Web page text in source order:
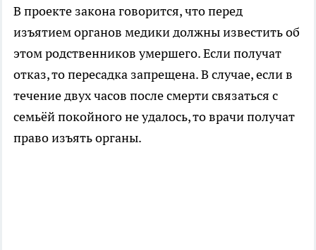
В проекте закона говорится, что перед
изъятием органов медики должны известить об
этом родственников умершего. Если получат
отказ, то пересадка запрещена. В случае, если в
течение двух часов после смерти связаться с
семьёй покойного не удалось, то врачи получат
право изъять органы.